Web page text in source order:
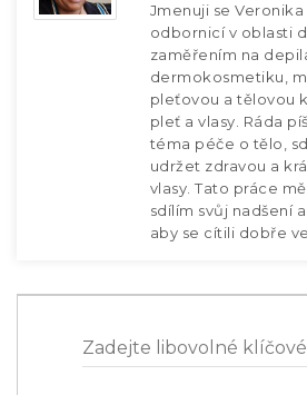
Jmenuji se
odbornicí v oblasti
zaměřením na
dermokosmetiku,
pleťovou a tělovou
pleť a vlasy. Ráda
téma péče o tělo,
udržet zdravou a
vlasy. Tato práce
sdílím svůj nadšení
aby se cítili dobře
Zadejte libovolné